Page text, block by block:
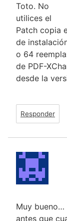
Toto. No
utilices el
Patch copia
de
o 64
de PDF-
desde la
Responder
Muy
antes que